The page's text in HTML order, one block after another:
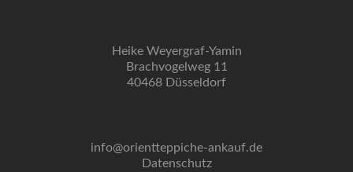
Heike Weyergraf-Yamin
Brachvogelweg 11
40468 Düsseldorf
info@orientteppiche-ankauf.de
Datenschutz